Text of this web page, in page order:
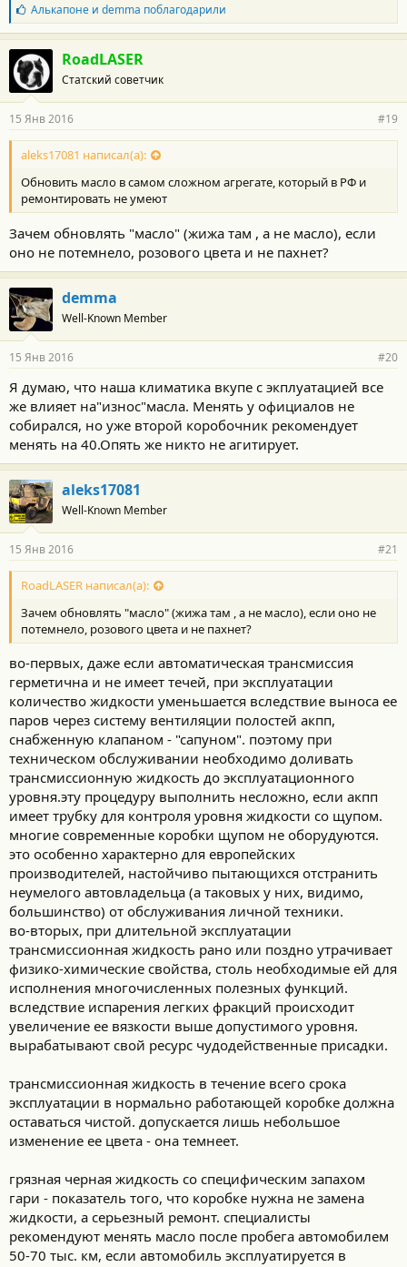
Б
л
а
г
о
д
а
н
о
с
и
:
Алькапонеи demma поблагодарили
RoadLASER
Статский советчик
15 Янв 2016 #19
aleks17081 написал(а):
Обновить масло в самом сложном агрегате, который в РФ и
ремонтировать не умеют
Зачем обновлять "масло" (жижа там , а не масло), если
оно не потемнело, розового цвета и не пахнет?
demma
Well-Known Member
15 Янв 2016 #20
Я думаю, что наша климатика вкупе с экплуатацией все
же влияет на"износ"масла. Менять у официалов не
собирался, но уже второй коробочник рекомендует
менять на 40.Опять же никто не агитирует.
aleks17081
Well-Known Member
15 Янв 2016 #21
RoadLASER написал(а):
Зачем обновлять "масло" (жижа там , а не масло), если оно не
потемнело, розового цвета и не пахнет?
во-первых, даже если автоматическая трансмиссия
герметична и не имеет течей, при эксплуатации
количество жидкости уменьшается вследствие выноса ее
паров через систему вентиляции полостей акпп,
снабженную клапаном - "сапуном". поэтому при
техническом обслуживании необходимо доливать
трансмиссионную жидкость до эксплуатационного
уровня.эту процедуру выполнить несложно, если акпп
имеет трубку для контроля уровня жидкости со щупом.
многие современные коробки щупом не оборудуются.
это особенно характерно для европейских
производителей, настойчиво пытающихся отстранить
неумелого автовладельца (а таковых у них, видимо,
большинство) от обслуживания личной техники.
во-вторых, при длительной эксплуатации
трансмиссионная жидкость рано или поздно утрачивает
физико-химические свойства, столь необходимые ей для
исполнения многочисленных полезных функций.
вследствие испарения легких фракций происходит
увеличение ее вязкости выше допустимого уровня.
вырабатывают свой ресурс чудодейственные присадки.
трансмиссионная жидкость в течение всего срока
эксплуатации в нормально работающей коробке должна
оставаться чистой. допускается лишь небольшое
изменение ее цвета - она темнеет.
грязная черная жидкость со специфическим запахом
гари - показатель того, что коробке нужна не замена
жидкости, а серьезный ремонт. специалисты
рекомендуют менять масло после пробега автомобилем
50-70 тыс. км, если автомобиль эксплуатируется в